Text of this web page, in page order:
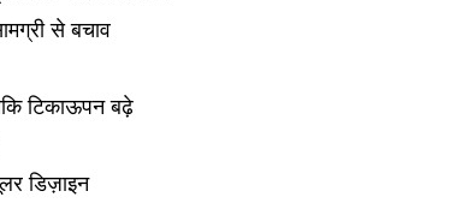
से बचाव
टिकाऊपन बढ़े
डिज़ाइन